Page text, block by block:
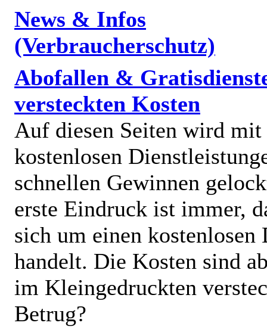
News & Infos
(Verbraucherschutz)
Abofallen &
versteckten Kosten
Auf diesen Seiten wird mit
kostenlosen
schnellen Gewinnen
erste Eindruck ist immer,
sich um einen kostenlosen
handelt. Die Kosten sind
im Kleingedruckten
Betrug?